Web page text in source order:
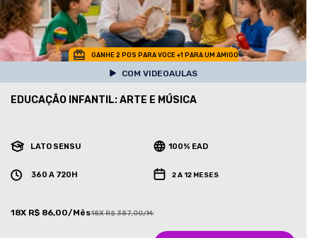
GANHE 2 POS PARA VOCE +1 PARA UM AMIGO
COM VIDEOAULAS
EDUCAÇÃO INFANTIL: ARTE E MÚSICA
LATO SENSU 100% EAD
360 A 720H 2 A 12 MESES
18X R$ 86,00/Mês18X R$ 387,00/Mês